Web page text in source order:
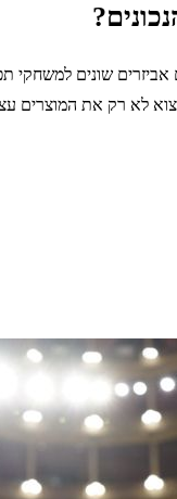
שונים למשחקי
למצוא לא רק את